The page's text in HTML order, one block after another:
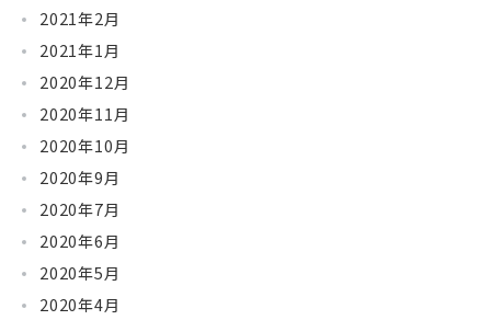
2021年2月
2021年1月
2020年12月
2020年11月
2020年10月
2020年9月
2020年7月
2020年6月
2020年5月
2020年4月